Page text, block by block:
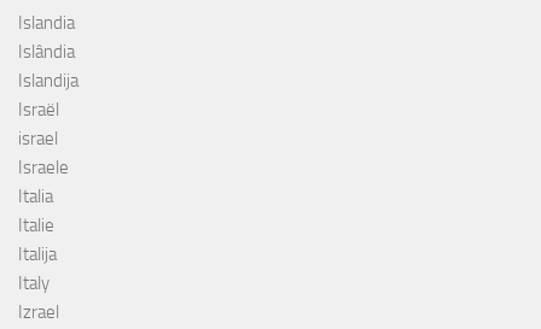
Islandia
Islândia
Islandija
Israël
israel
Israele
Italia
Italie
Italija
Italy
Izrael